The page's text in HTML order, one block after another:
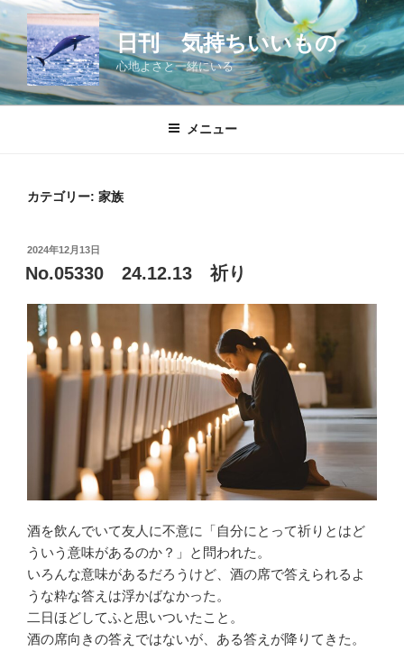
コ
ン
テ
ツ
日刊 気持ちいいもの
心地よさと一緒にいる
メニュー
カテゴリー: 家族
投
稿
日:
2024年12月13日
No.05330 24.12.13 祈り
酒を飲んでいて友人に不意に「自分にとって祈りとはど
ういう意味があるのか？」と問われた。
いろんな意味があるだろうけど、酒の席で答えられるよ
うな粋な答えは浮かばなかった。
二日ほどしてふと思いついたこと。
酒の席向きの答えではないが、ある答えが降りてきた。